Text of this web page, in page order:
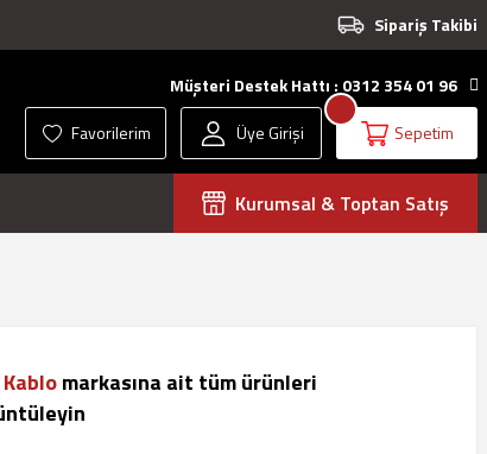
Sipariş Takibi
Müşteri Destek Hattı : 0312 354 01 96
Favorilerim Üye Girişi Sepetim
Kurumsal & Toptan Satış
markasına ait tüm ürünleri